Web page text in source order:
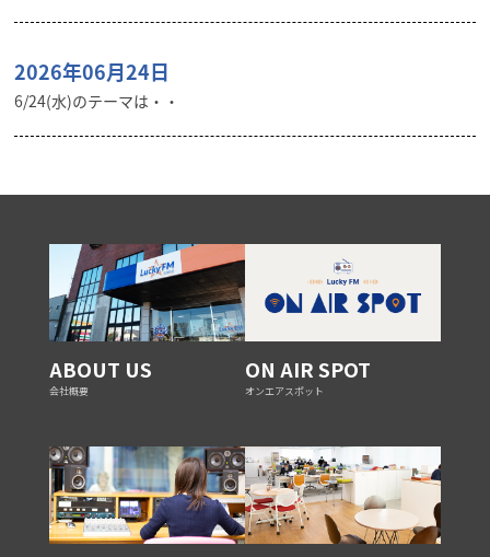
2026年06月24日
6/24(水)のテーマは・・
ABOUT US
会社概要
ON AIR SPOT
オンエアスポット